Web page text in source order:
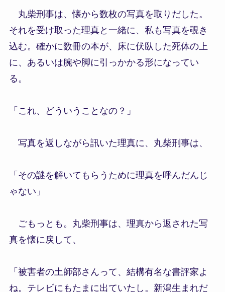
丸柴刑事は、懐から数枚の写真を取りだした。
それを受け取った理真と一緒に、私も写真を覗き
込む。確かに数冊の本が、床に伏臥した死体の上
に、あるいは腕や脚に引っかかる形になってい
る。
「これ、どういうことなの？」
写真を返しながら訊いた理真に、丸柴刑事は、
「その謎を解いてもらうために理真を呼んだんじ
ゃない」
ごもっとも。丸柴刑事は、理真から返された写
真を懐に戻して、
「被害者の土師部さんって、結構有名な書評家よ
ね。テレビにもたまに出ていたし。新潟生まれだ